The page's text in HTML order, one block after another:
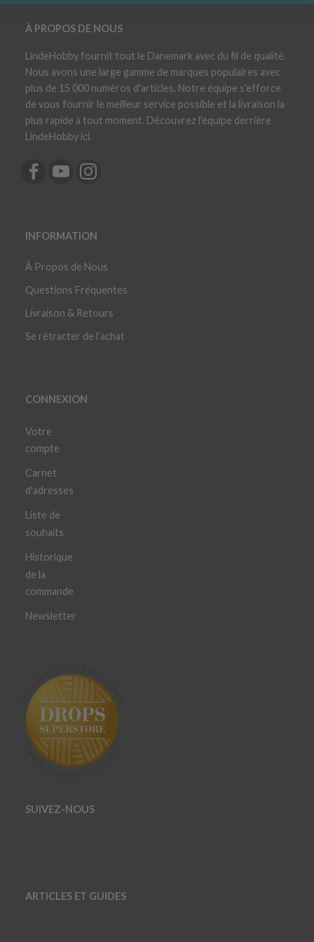
À PROPOS DE NOUS
LindeHobby fournit tout le Danemark avec du fil de qualité.
Nous avons une large gamme de marques populaires avec
plus de 15 000 numéros d'articles. Notre équipe s'efforce
de vous fournir le meilleur service possible et la livraison la
plus rapide à tout moment. Découvrez l'équipe derrière
LindeHobby ici.
INFORMATION
À Propos de Nous
Questions Fréquentes
Livraison & Retours
Se rétracter de l’achat
CONNEXION
Votre
compte
Carnet
d'adresses
Liste de
souhaits
Historique
de la
commande
Newsletter
SUIVEZ-NOUS
ARTICLES ET GUIDES